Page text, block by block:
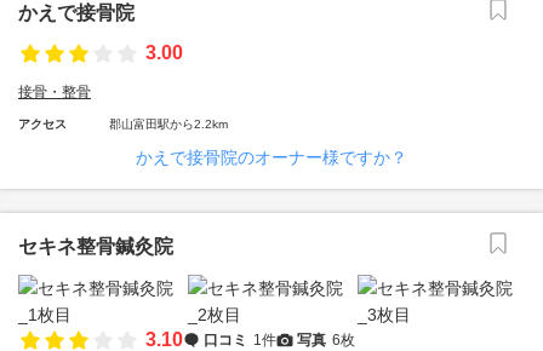
かえで接骨院
3.00
接骨・整骨
アクセス 郡山富田駅から2.2km
かえで接骨院のオーナー様ですか？
セキネ整骨鍼灸院
3.10 口コミ 1件 写真 6枚